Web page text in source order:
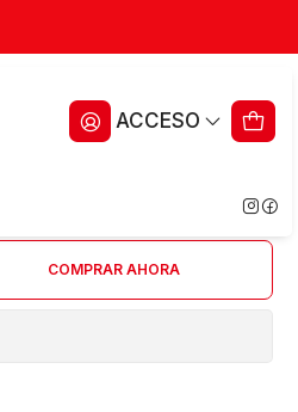
ACCESO
Carbón
COMPRAR AHORA